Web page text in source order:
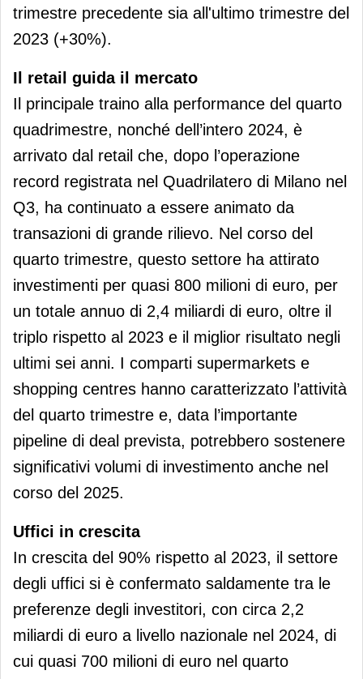
trimestre precedente sia all'ultimo trimestre del
2023 (+30%).
Il retail guida il mercato
Il principale traino alla performance del quarto
quadrimestre, nonché dell’intero 2024, è
arrivato dal retail che, dopo l’operazione
record registrata nel Quadrilatero di Milano nel
Q3, ha continuato a essere animato da
transazioni di grande rilievo. Nel corso del
quarto trimestre, questo settore ha attirato
investimenti per quasi 800 milioni di euro, per
un totale annuo di 2,4 miliardi di euro, oltre il
triplo rispetto al 2023 e il miglior risultato negli
ultimi sei anni. I comparti supermarkets e
shopping centres hanno caratterizzato l’attività
del quarto trimestre e, data l’importante
pipeline di deal prevista, potrebbero sostenere
significativi volumi di investimento anche nel
corso del 2025.
Uffici in crescita
In crescita del 90% rispetto al 2023, il settore
degli uffici si è confermato saldamente tra le
preferenze degli investitori, con circa 2,2
miliardi di euro a livello nazionale nel 2024, di
cui quasi 700 milioni di euro nel quarto